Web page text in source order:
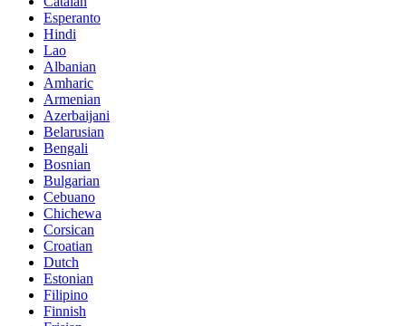
Esperanto
Hindi
Lao
Albanian
Amharic
Armenian
Azerbaijani
Belarusian
Bengali
Bosnian
Bulgarian
Cebuano
Chichewa
Corsican
Croatian
Dutch
Estonian
Filipino
Finnish